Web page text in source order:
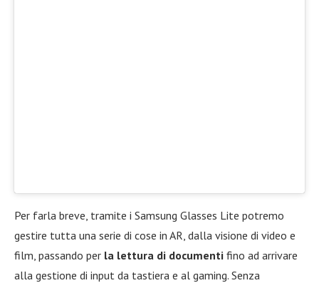
Per farla breve, tramite i Samsung Glasses Lite potremo
gestire tutta una serie di cose in AR, dalla visione di video e
film, passando per la lettura di documenti fino ad arrivare
alla gestione di input da tastiera e al gaming. Senza